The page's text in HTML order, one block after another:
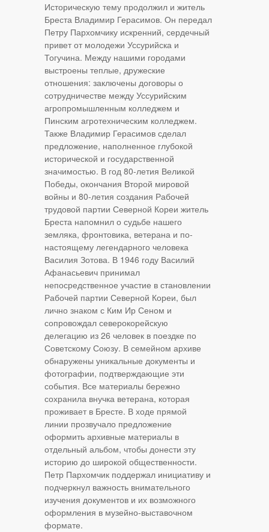
Историческую тему продолжил и житель
Бреста Владимир Герасимов. Он передал
Петру Пархомчику искренний, сердечный
привет от молодежи Уссурийска и
Тогучина. Между нашими городами
выстроены теплые, дружеские
отношения: заключены договоры о
сотрудничестве между Уссурийским
агропромышленным колледжем и
Пинским агротехническим колледжем.
Также Владимир Герасимов сделал
предложение, наполненное глубокой
исторической и государственной
значимостью. В год 80-летия Великой
Победы, окончания Второй мировой
войны и 80-летия создания Рабочей
трудовой партии Северной Кореи житель
Бреста напомнил о судьбе нашего
земляка, фронтовика, ветерана и по-
настоящему легендарного человека
Василия Зотова. В 1946 году Василий
Афанасьевич принимал
непосредственное участие в становлении
Рабочей партии Северной Кореи, был
лично знаком с Ким Ир Сеном и
сопровождал северокорейскую
делегацию из 26 человек в поездке по
Советскому Союзу. В семейном архиве
обнаружены уникальные документы и
фотографии, подтверждающие эти
события. Все материалы бережно
сохранила внучка ветерана, которая
проживает в Бресте. В ходе прямой
линии прозвучало предложение
оформить архивные материалы в
отдельный альбом, чтобы донести эту
историю до широкой общественности.
Петр Пархомчик поддержал инициативу и
подчеркнул важность внимательного
изучения документов и их возможного
оформления в музейно-выставочном
формате.